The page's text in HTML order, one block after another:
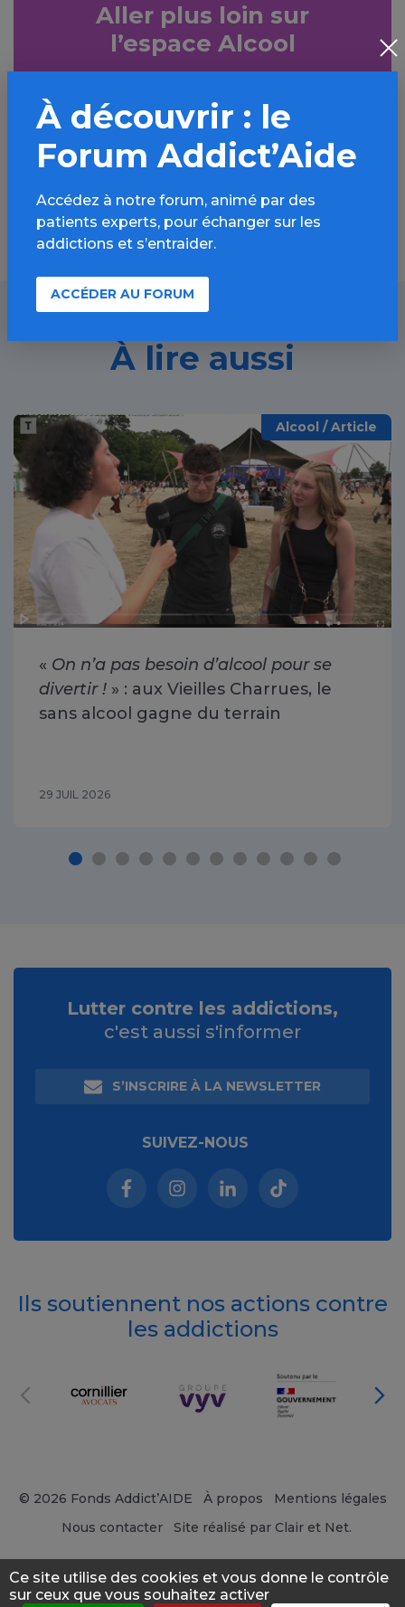
Aller plus loin sur
l’espace Alcool
bonnes pratiques, FAQ, annuaires,
ressources, actualités...
À lire aussi
Alcool / Article
« On n’a pas besoin d’alcool pour se
divertir ! » : aux Vieilles Charrues, le
sans alcool gagne du terrain
29 JUIL 2026
À découvrir : le
Forum Addict’Aide
Accédez à notre forum, animé par des
patients experts, pour échanger sur les
addictions et s’entraider.
ACCÉDER AU FORUM
Lutter contre les addictions,
c'est aussi s'informer
S’INSCRIRE À LA NEWSLETTER
SUIVEZ-NOUS
Facebook (nouvelle fenêtre)
Instagram (nouvelle fenêtre)
Linkedin (nouvelle
Tiktok (nouvelle
Ils soutiennent nos actions contre
les addictions
© 2026 Fonds Addict’AIDE À propos
Mentions légales
Nous contacter
Site réalisé par Clair et Net.
Ce site utilise des cookies et vous donne le contrôle
sur ceux que vous souhaitez activer